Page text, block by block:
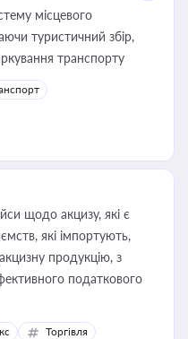
місцевого
туристичний збір,
плату за земельні ділянки, за паркування транспорту
щодо акцизу, які є
які імпортують,
продукцію, з
податкового
Торгівля